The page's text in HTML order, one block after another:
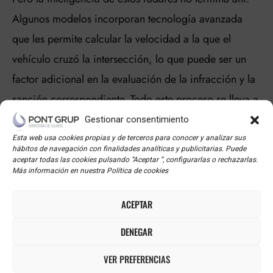
Gestionar consentimiento
Esta web usa cookies propias y de terceros para conocer y analizar sus
hábitos de navegación con finalidades analíticas y publicitarias. Puede
aceptar todas las cookies pulsando “Aceptar ”, configurarlas o rechazarlas.
Más información en nuestra Política de cookies
ACEPTAR
DENEGAR
VER PREFERENCIAS
Algunos modelos incorporan tecnología avanzada
que les permite calcular la velocidad a la que el
vehículo cruzó la intersección, lo que puede ser un
factor adicional en la evaluación de la infracción y la
sanción correspondiente. Todo este proceso se lleva a
cabo en cuestión de segundos, y la información
recopilada se transmite a las autoridades de tráfico
para procesar las multas y, si es necesario, tomar
MULTAS EN RADARES DE
SEMÁFOROS